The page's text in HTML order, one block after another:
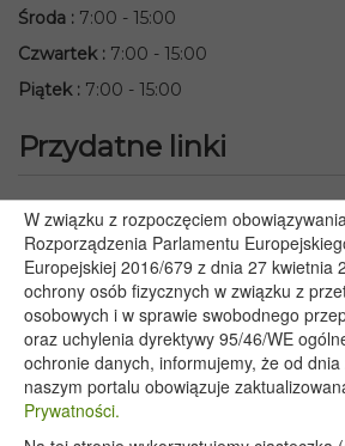
Środa : 7:00 - 15:00
Czwartek: 7:00 - 15:00
Piątek: 7:00 - 15:00
Przydatne linki
Starostwo Powiatowe we Włodawie
Lubelski Urząd Wojewódzki w Lublinie
Urząd Marszałkowski Województwa
Serwis Rzeczypospolitej Polskiej
PGE – Planowane wyłączenia prądu
Poczta E-mail
W związku z rozpoczęciem
Rozporządzenia Parlamentu
Europejskiej 2016/679 z dnia 27 kwietnia
ochrony osób fizycznych w związku z
osobowych i w sprawie swobodnego
oraz uchylenia dyrektywy 95/46/WE
ochronie danych, informujemy, że od
naszym portalu obowiązuje
Prywatności.